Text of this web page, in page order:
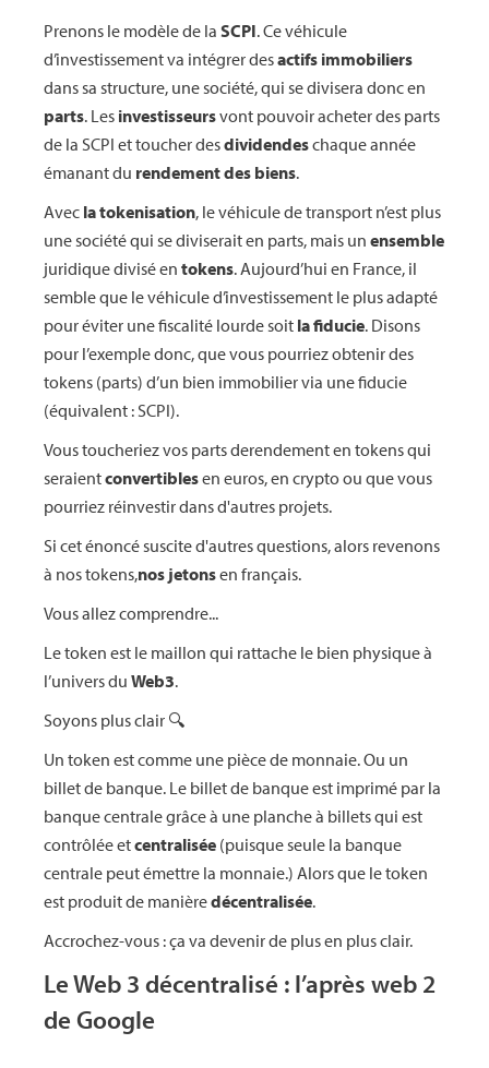
Prenons le modèle de la SCPI. Ce véhicule
d’investissement va intégrer desactifs immobiliers
dans sa structure, une société, qui se divisera donc en
parts. Les investisseursvont pouvoir acheter des parts
de la SCPI et toucher desdividendeschaque année
émanant du rendement des biens.
Avec la tokenisation, le véhicule de transport n’est plus
une société qui se diviserait en parts, mais un ensemble
juridique divisé en tokens. Aujourd’hui en France, il
semble que le véhicule d’investissement le plus adapté
pour éviter une fiscalité lourde soit la fiducie. Disons
pour l’exemple donc, que vous pourriez obtenir des
tokens (parts) d’un bien immobilier via une fiducie
(équivalent : SCPI).
Vous toucheriez vos parts derendement en tokens qui
seraientconvertiblesen euros, en crypto ou que vous
pourriez réinvestir dans d'autres projets.
Si cet énoncé suscite d'autres questions, alors revenons
à nos tokens,nos jetonsen français.
Vous allez comprendre...
Le token est le maillon qui rattache le bien physique à
l’univers du Web3.
Soyons plus clair 🔍
Un token est comme une pièce de monnaie. Ou un
billet de banque. Le billet de banque est imprimé par la
banque centrale grâce à une planche à billets qui est
contrôlée etcentralisée (puisque seule la banque
centrale peut émettre la monnaie.) Alors que le token
est produit de manièredécentralisée.
Accrochez-vous : ça va devenir de plus en plus clair.
Le Web 3 décentralisé : l’après web 2
de Google